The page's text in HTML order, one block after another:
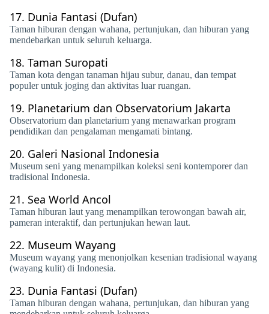
17. Dunia Fantasi (Dufan)
Taman hiburan dengan wahana, pertunjukan, dan hiburan yang
mendebarkan untuk seluruh keluarga.
18. Taman Suropati
Taman kota dengan tanaman hijau subur, danau, dan tempat
populer untuk joging dan aktivitas luar ruangan.
19. Planetarium dan Observatorium Jakarta
Observatorium dan planetarium yang menawarkan program
pendidikan dan pengalaman mengamati bintang.
20. Galeri Nasional Indonesia
Museum seni yang menampilkan koleksi seni kontemporer dan
tradisional Indonesia.
21. Sea World Ancol
Taman hiburan laut yang menampilkan terowongan bawah air,
pameran interaktif, dan pertunjukan hewan laut.
22. Museum Wayang
Museum wayang yang menonjolkan kesenian tradisional wayang
(wayang kulit) di Indonesia.
23. Dunia Fantasi (Dufan)
Taman hiburan dengan wahana, pertunjukan, dan hiburan yang